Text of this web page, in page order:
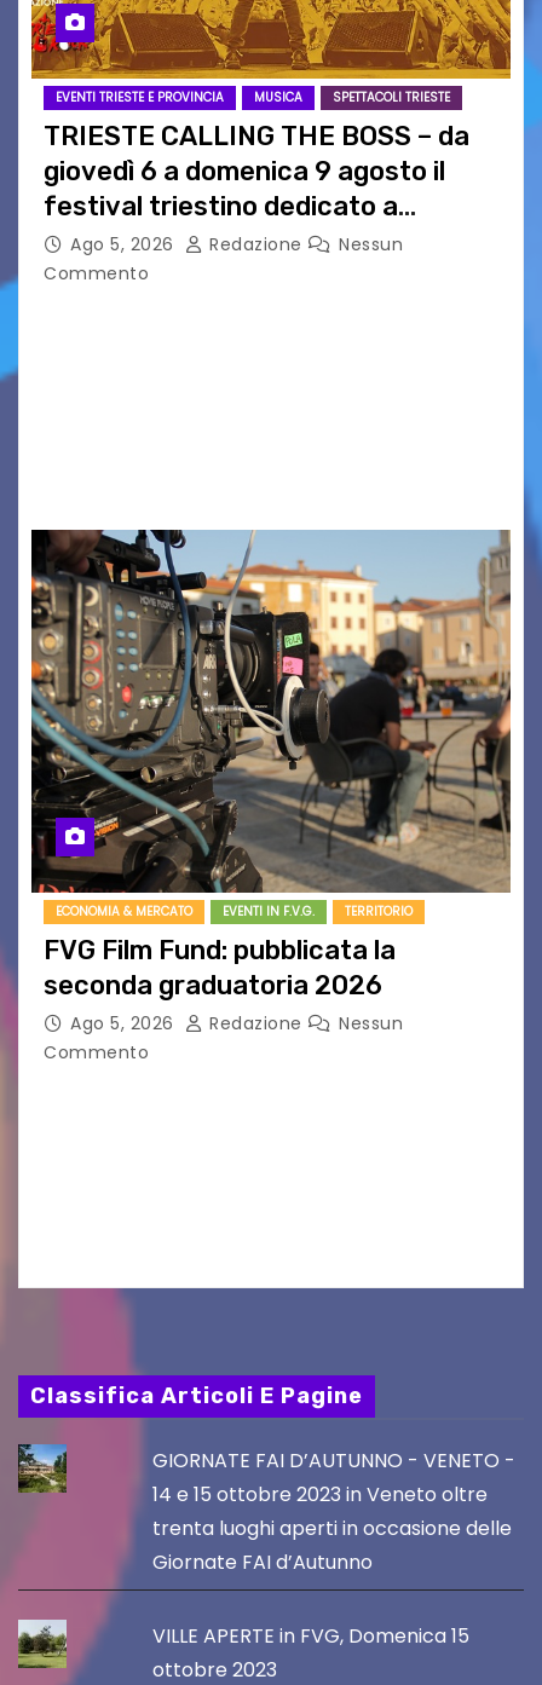
EVENTI TRIESTE E PROVINCIA MUSICA SPETTACOLI TRIESTE
TRIESTE CALLING THE BOSS – da
giovedì 6 a domenica 9 agosto il
festival triestino dedicato a
Springsteen
Ago 5, 2026 Redazione
Nessun
Commento
ECONOMIA & MERCATO EVENTI IN F.V.G. TERRITORIO
FVG Film Fund: pubblicata la
seconda graduatoria 2026
Ago 5, 2026 Redazione
Nessun
Commento
Classifica Articoli E Pagine
GIORNATE FAI D’AUTUNNO - VENETO -
14 e 15 ottobre 2023 in Veneto oltre
trenta luoghi aperti in occasione delle
Giornate FAI d’Autunno
VILLE APERTE in FVG, Domenica 15
ottobre 2023